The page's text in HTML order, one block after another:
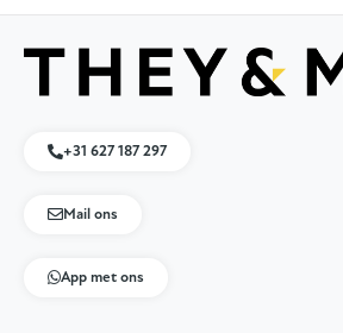
+31 627 187 297
Mail ons
App met ons